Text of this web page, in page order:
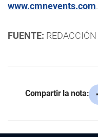
www.cmnevents.com.
FUENTE: REDACCIÓN
Compartir la nota: